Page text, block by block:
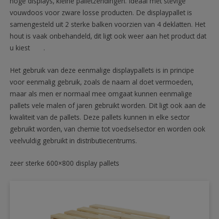
vouwdoos voor zware losse producten. De displaypallet is
samengesteld uit 2 sterke balken voorzien van 4 deklatten. Het
hout is vaak onbehandeld, dit ligt ook weer aan het product dat
u kiest .
Het gebruik van deze eenmalige displaypallets is in principe
voor eenmalig gebruik, zoals de naam al doet vermoeden,
maar als men er normaal mee omgaat kunnen eenmalige
pallets vele malen of jaren gebruikt worden. Dit ligt ook aan de
kwaliteit van de pallets. Deze pallets kunnen in elke sector
gebruikt worden, van chemie tot voedselsector en worden ook
veelvuldig gebruikt in distributiecentrums.
zeer sterke 600×800 display pallets